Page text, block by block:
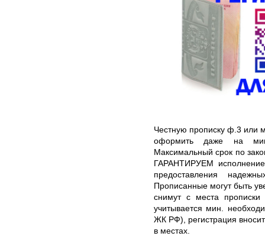
Честную прописку ф.3 или
оформить даже на
Максимальный срок по
ГАРАНТИРУЕМ исполнение
предоставления
Прописанные могут быть
снимут с места прописки
учитывается мин.
ЖК РФ), регистрация
в местах.